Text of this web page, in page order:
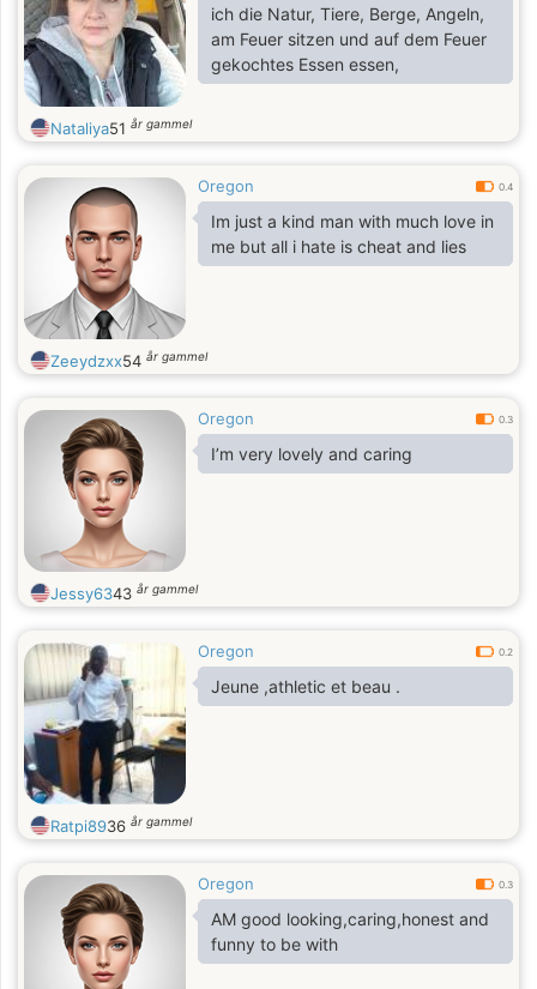
ich die Natur, Tiere, Berge, Angeln,
am Feuer sitzen und auf dem Feuer
gekochtes Essen essen,
Nataliya51 år gammel
Oregon 0.4
Im just a kind man with much love in
me but all i hate is cheat and lies
Zeeydzxx54 år gammel
Oregon 0.3
I’m very lovely and caring
Jessy6343 år gammel
Oregon 0.2
Jeune ,athletic et beau .
Ratpi8936 år gammel
Oregon 0.3
AM good looking,caring,honest and
funny to be with